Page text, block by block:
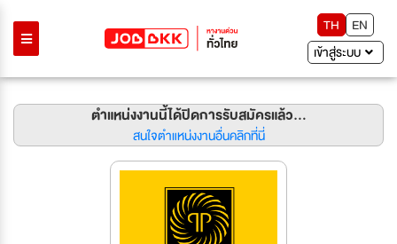
TH
EN
เข้าสู่ระบบ
ตำแหน่งงานนี้ได้ปิดการรับสมัครแล้ว...
สนใจตำแหน่งงานอื่นคลิกที่นี่